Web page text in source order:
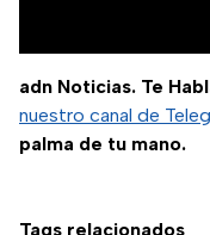
adn Noticias. Te
nuestro canal de
palma de tu mano.
Tags relacionados